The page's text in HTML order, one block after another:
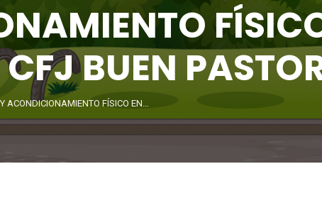
BUEN
ACONDICIONAMIENTO FÍSICO EN…